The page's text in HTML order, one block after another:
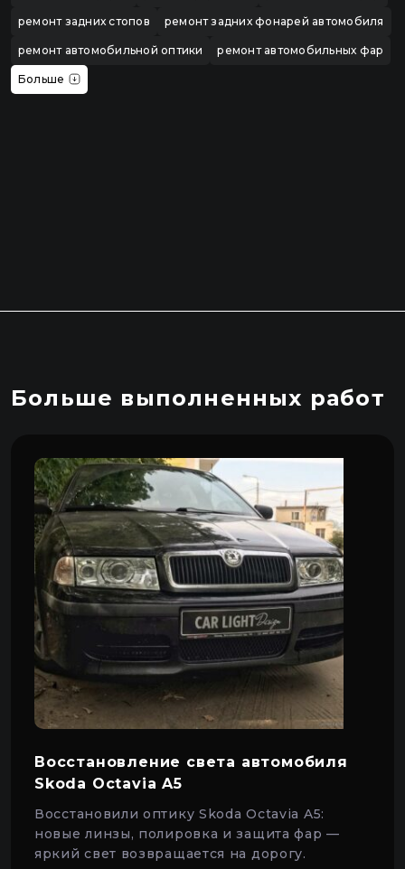
ремонт задних стопов ремонт задних фонарей автомобиля
ремонт автомобильной оптики ремонт автомобильных фар
Больше
Больше выполненных работ
Восстановление света автомобиля
Skoda Octavia A5
Восстановили оптику Skoda Octavia A5:
новые линзы, полировка и защита фар —
яркий свет возвращается на дорогу.